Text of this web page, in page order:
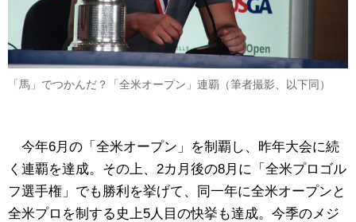
「馬」でつかんだ？「全米オープン」連覇（筆者撮影、以下同）
今年6月の「全米オープン」を制覇し、昨年大会に続
く連覇を達成。その上、2カ月後の8月に「全米プロゴル
フ選手権」でも勝利を挙げて、同一年に全米オープンと
全米プロを制する史上5人目の快挙も達成。今季のメジ